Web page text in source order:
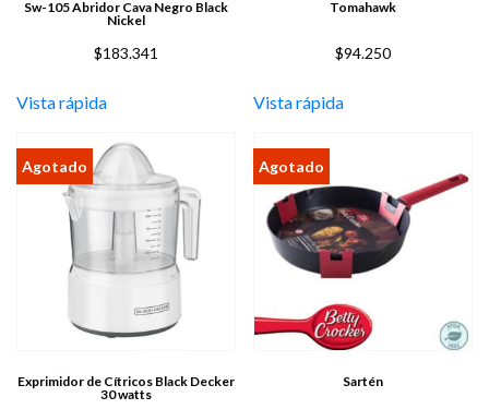
Sw-105 Abridor Cava Negro Black
Nickel
$183.341
Vista rápida
Tomahawk
$94.250
Vista rápida
Exprimidor de Cítricos Black Decker
30 watts
Sartén